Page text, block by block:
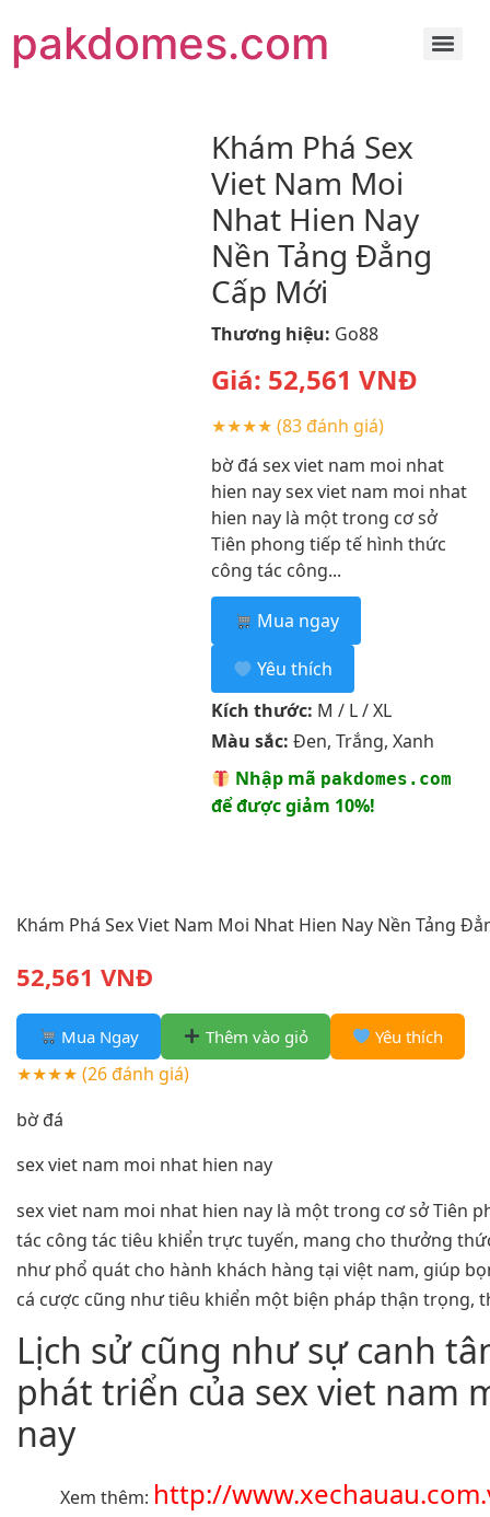
pakdomes.com
Khám Phá Sex
Viet Nam Moi
Nhat Hien Nay
Nền Tảng Đẳng
Cấp Mới
Thương hiệu: Go88
Giá: 52,561 VNĐ
★★★★ (83 đánh giá)
bờ đá sex viet nam moi nhat
hien nay sex viet nam moi nhat
hien nay là một trong cơ sở
Tiên phong tiếp tế hình thức
công tác công...
Mua ngay
Yêu thích
Kích thước: M / L / XL
Màu sắc: Đen, Trắng, Xanh
Nhập mã pakdomes.com
để được giảm 10%!
Khám Phá Sex Viet Nam Moi Nhat Hien Nay Nền Tảng
52,561 VNĐ
Mua Ngay Thêm vào giỏ Yêu thích
★★★★ (26 đánh giá)
bờ đá
sex viet nam moi nhat hien nay
sex viet nam moi nhat hien nay là một trong cơ sở Tiên
tác công tác tiêu khiển trực tuyến, mang cho thưởng
như phổ quát cho hành khách hàng tại việt nam, giúp
cá cược cũng như tiêu khiển một biện pháp thận trọng,
Lịch sử cũng như sự canh
phát triển của sex viet nam
nay
Xem thêm: http://